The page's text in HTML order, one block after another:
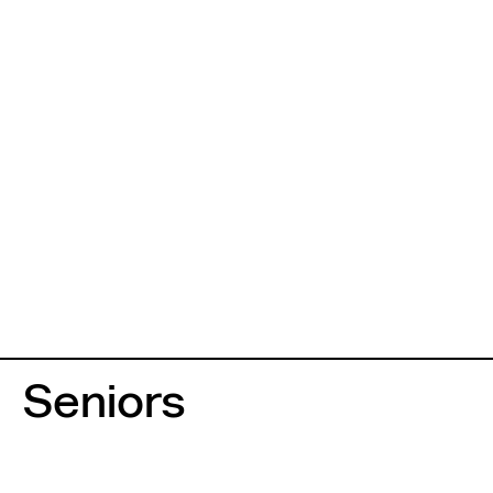
Seniors